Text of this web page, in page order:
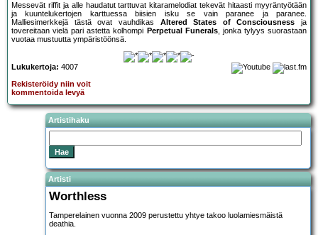
Messevät riffit ja alle haudatut tarttuvat kitaramelodiat tekevät hitaasti myyräntyötään
ja kuuntelukertojen karttuessa biisien isku se vain paranee ja paranee.
Malliesimerkkejä tästä ovat vauhdikas Altered States of Consciousness ja
tovereitaan vielä pari astetta kolhompi Perpetual Funerals, jonka tylyys suorastaan
vuotaa mustuutta ympäristöönsä.
Lukukertoja: 4007
Rekisteröidy niin voit
kommentoida levyä
Artistihaku
Artisti
Worthless
Tamperelainen vuonna 2009 perustettu yhtye takoo luolamiesmäistä
deathia.